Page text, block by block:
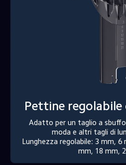
Pettine regolabile
Adatto per un taglio a
moda e altri tagli di
Lunghezza regolabile: 3 mm, 6
mm, 18 mm,